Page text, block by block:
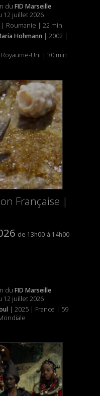
du FID Marseille
12 juillet 2026
| Roumanie | 22 min
Hohmann | 2002 |
Uni | 30 min
Française |
13h00 14h00
du FID Marseille
12 juillet 2026
| 2025 | France | 59